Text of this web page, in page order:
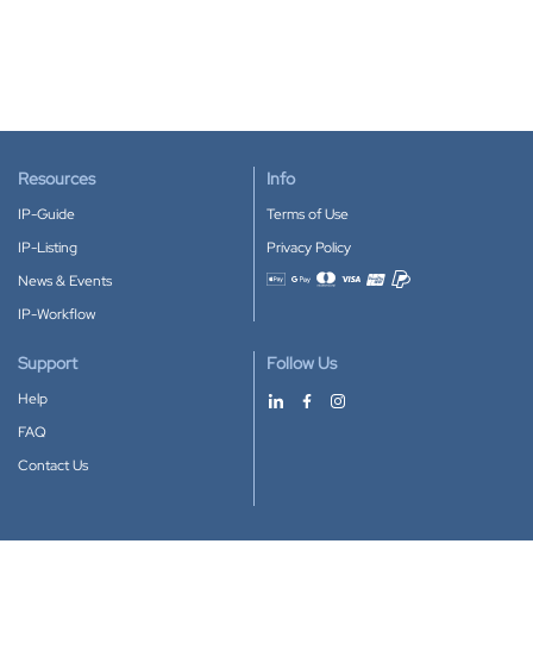
Resources
IP-Guide
IP-Listing
News & Events
IP-Workflow
Info
Terms of Use
Privacy Policy
Accepted payment methods
Support
Help
FAQ
Contact Us
Follow Us